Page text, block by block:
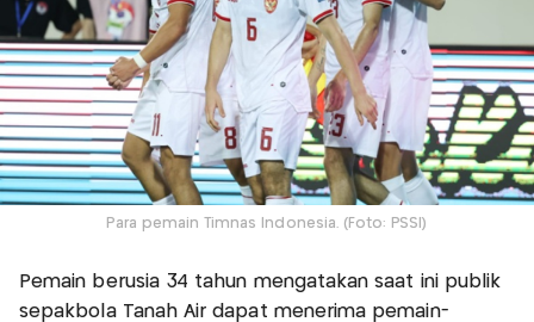
Para pemain Timnas Indonesia. (Foto: PSSI)
Pemain berusia 34 tahun mengatakan saat ini publik
sepakbola Tanah Air dapat menerima pemain-